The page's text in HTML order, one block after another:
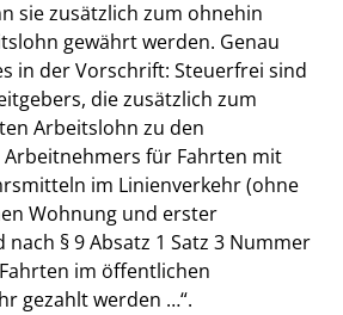
sie zusätzlich zum ohnehin
gewährt werden. Genau
in der Vorschrift: Steuerfrei sind
die zusätzlich zum
Arbeitslohn zu den
Arbeitnehmers für Fahrten mit
im Linienverkehr (ohne
Wohnung und erster
§ 9 Absatz 1 Satz 3 Nummer
im öffentlichen
gezahlt werden …“.